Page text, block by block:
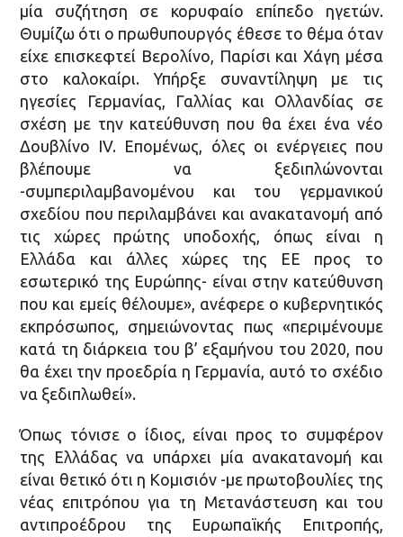
μία συζήτηση σε κορυφαίο επίπεδο ηγετών.
Θυμίζω ότι ο πρωθυπουργός έθεσε το θέμα όταν
είχε επισκεφτεί Βερολίνο, Παρίσι και Χάγη μέσα
στο καλοκαίρι. Υπήρξε συναντίληψη με τις
ηγεσίες Γερμανίας, Γαλλίας και Ολλανδίας σε
σχέση με την κατεύθυνση που θα έχει ένα νέο
Δουβλίνο IV. Επομένως, όλες οι ενέργειες που
βλέπουμε να ξεδιπλώνονται
-συμπεριλαμβανομένου και του γερμανικού
σχεδίου που περιλαμβάνει και ανακατανομή από
τις χώρες πρώτης υποδοχής, όπως είναι η
Ελλάδα και άλλες χώρες της ΕΕ προς το
εσωτερικό της Ευρώπης- είναι στην κατεύθυνση
που και εμείς θέλουμε», ανέφερε ο κυβερνητικός
εκπρόσωπος, σημειώνοντας πως «περιμένουμε
κατά τη διάρκεια του β’ εξαμήνου του 2020, που
θα έχει την προεδρία η Γερμανία, αυτό το σχέδιο
να ξεδιπλωθεί».
Όπως τόνισε ο ίδιος, είναι προς το συμφέρον
της Ελλάδας να υπάρχει μία ανακατανομή και
είναι θετικό ότι η Κομισιόν -με πρωτοβουλίες της
νέας επιτρόπου για τη Μετανάστευση και του
αντιπροέδρου της Ευρωπαϊκής Επιτροπής,